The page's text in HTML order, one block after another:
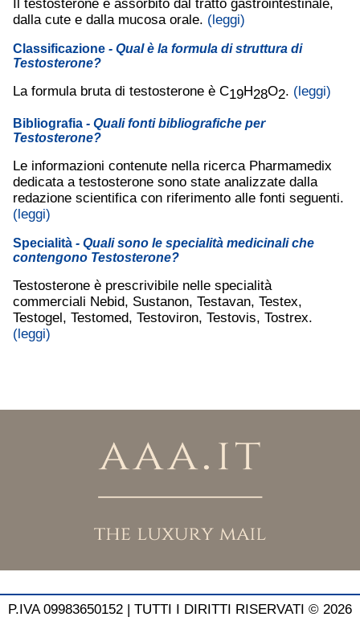
Il testosterone è assorbito dal tratto gastrointestinale,
dalla cute e dalla mucosa orale. (leggi)
Classificazione - Qual è la formula di struttura di
Testosterone?
La formula bruta di testosterone è C19H28O2. (leggi)
Bibliografia - Quali fonti bibliografiche per
Testosterone?
Le informazioni contenute nella ricerca Pharmamedix
dedicata a testosterone sono state analizzate dalla
redazione scientifica con riferimento alle fonti seguenti.
(leggi)
Specialità - Quali sono le specialità medicinali che
contengono Testosterone?
Testosterone è prescrivibile nelle specialità
commerciali Nebid, Sustanon, Testavan, Testex,
Testogel, Testomed, Testoviron, Testovis, Tostrex.
(leggi)
P.IVA 09983650152 | TUTTI I DIRITTI RISERVATI © 2026